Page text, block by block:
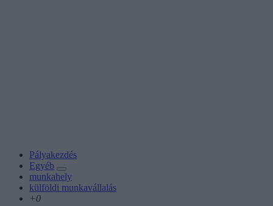
Pályakezdés
Egyéb
munkahely
külföldi munkavállalás
+0